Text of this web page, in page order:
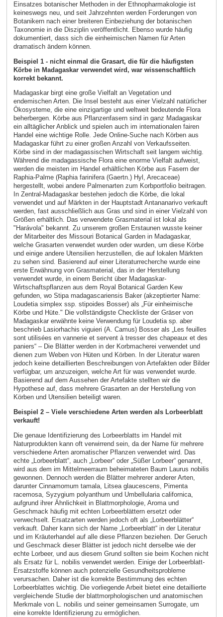
Einsatzes botanischer Methoden in der Ethnopharmakologie ist
keineswegs neu, und seit Jahrzehnten werden Forderungen von
Botanikern nach einer breiteren Einbeziehung der botanischen
Taxonomie in die Disziplin veröffentlicht. Ebenso wurde häufig
dokumentiert, dass sich die einheimischen Namen für Arten
dramatisch ändern können.
Beispiel 1 - nicht einmal die Grasart, die für die häufigsten
Körbe in Madagaskar verwendet wird, war wissenschaftlich
korrekt bekannt.
Madagaskar birgt eine große Vielfalt an Vegetation und
endemischen Arten. Die Insel besteht aus einer Vielzahl natürlicher
Ökosysteme, die eine einzigartige und weltweit bedeutende Flora
beherbergen. Körbe aus Pflanzenfasern sind in ganz Madagaskar
ein alltäglicher Anblick und spielen auch im internationalen fairen
Handel eine wichtige Rolle. Jede Online-Suche nach Körben aus
Madagaskar führt zu einer großen Anzahl von Verkaufsseiten.
Körbe sind in der madagassischen Wirtschaft seit langem wichtig.
Während die madagassische Flora eine enorme Vielfalt aufweist,
werden die meisten im Handel erhältlichen Körbe aus Fasern der
Raphia-Palme (Raphia farinifera (Gaertn.) Hyl, Arecaceae)
hergestellt, wobei andere Palmenarten zum Korbportfolio beitragen.
In Zentral-Madagaskar bestehen jedoch die Körbe, die lokal
verwendet und auf Märkten in der Hauptstadt Antananarivo verkauft
werden, fast ausschließlich aus Gras und sind in einer Vielzahl von
Größen erhältlich. Das verwendete Grasmaterial ist lokal als
"Harávola" bekannt. Zu unserem großen Erstaunen wusste keiner
der Mitarbeiter des Missouri Botanical Garden in Madagaskar,
welche Grasarten verwendet wurden oder wurden, um diese Körbe
und einige andere Utensilien herzustellen, die auf lokalen Märkten
zu sehen sind. Basierend auf einer Literaturrecherche wurde eine
erste Erwähnung von Grasmaterial, das in der Herstellung
verwendet wurde, in einem Bericht über Madagaskar-
Wirtschaftspflanzen aus dem Royal Botanical Garden Kew
gefunden, wo Stipa madagascariensis Baker (akzeptierter Name:
Loudetia simplex ssp. stipoides Bosser) als „Für einheimische
Körbe und Hüte." Die vollständigste Checkliste der Gräser von
Madagaskar erwähnte keine Verwendung für Loudetia sp. aber
beschrieb Lasiorhachis viguieri (A. Camus) Bosser als „Les feuilles
sont utilisées en vannerie et servent à tresser des chapeaux et des
paniers“ – Die Blätter werden in der Korbmacherei verwendet und
dienen zum Weben von Hüten und Körben. In der Literatur waren
jedoch keine detaillierten Beschreibungen von Artefakten oder Bilder
verfügbar, um anzuzeigen, welche Art für was verwendet wurde.
Basierend auf dem Aussehen der Artefakte stellten wir die
Hypothese auf, dass mehrere Grasarten an der Herstellung von
Körben und Utensilien beteiligt waren.
Beispiel 2 – Viele verschiedene Arten werden als Lorbeerblatt
verkauft!
Die genaue Identifizierung des Lorbeerblatts im Handel mit
Naturprodukten kann oft verwirrend sein, da der Name für mehrere
verschiedene Arten aromatischer Pflanzen verwendet wird. Das
echte „Lorbeerblatt“, auch „Lorbeer“ oder „Süßer Lorbeer“ genannt,
wird aus dem im Mittelmeerraum beheimateten Baum Laurus nobilis
gewonnen. Dennoch werden die Blätter mehrerer anderer Arten,
darunter Cinnamomum tamala, Litsea glaucescens, Pimenta
racemosa, Syzygium polyanthum und Umbellularia californica,
aufgrund ihrer Ähnlichkeit in Blattmorphologie, Aroma und
Geschmack häufig mit echten Lorbeerblättern ersetzt oder
verwechselt. Ersatzarten werden jedoch oft als „Lorbeerblätter“
verkauft. Daher kann sich der Name „Lorbeerblatt“ in der Literatur
und im Kräuterhandel auf alle diese Pflanzen beziehen. Der Geruch
und Geschmack dieser Blätter ist jedoch nicht derselbe wie der
echte Lorbeer, und aus diesem Grund sollten sie beim Kochen nicht
als Ersatz für L. nobilis verwendet werden. Einige der Lorbeerblatt-
Ersatzstoffe können auch potenzielle Gesundheitsprobleme
verursachen. Daher ist die korrekte Bestimmung des echten
Lorbeerblattes wichtig. Die vorliegende Arbeit bietet eine detaillierte
vergleichende Studie der blattmorphologischen und anatomischen
Merkmale von L. nobilis und seiner gemeinsamen Surrogate, um
eine korrekte Identifizierung zu ermöglichen.